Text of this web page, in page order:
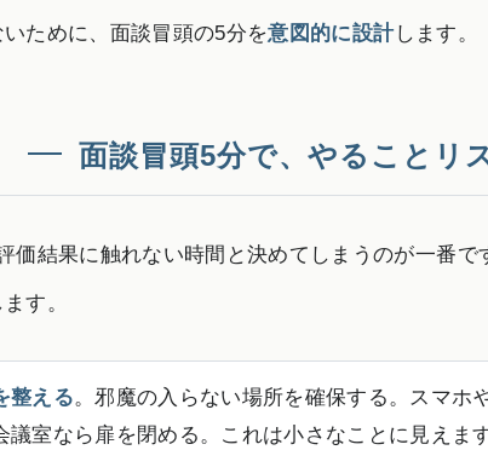
ために、面談冒頭の5分を意図的に設計します。
面談冒頭5分で、やることリ
価結果に触れない時間と決めてしまうのが一番で
す。
整える。邪魔の入らない場所を確保する。スマホ
議室なら扉を閉める。これは小さなことに見えます